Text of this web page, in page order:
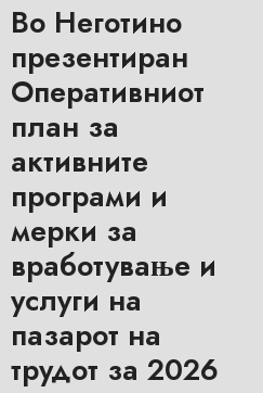
Во Неготино
презентиран
Оперативниот
план за
активните
програми и
мерки за
вработување и
услуги на
пазарот на
трудот за 2026